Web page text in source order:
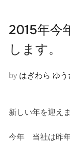
2015年今
します。
by はぎわら ゆう
新しい年を迎え
今年 当社は昨